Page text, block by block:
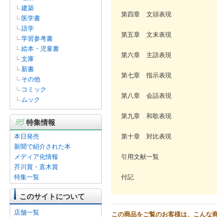
建築
医学書
語学
学習参考書
絵本・児童書
文庫
新書
その他
コミック
ムック
特集情報
本日発売
新聞で紹介された本
メディア化情報
芥川賞・直木賞
特集一覧
このサイトについて
店舗一覧
第四章 文頭表現
第五章 文末表現
第六章 主語表現
第七章 指示表現
第八章 会話表現
第九章 和歌表現
第十章 対比表現
引用文献一覧
付記
この商品をご覧のお客様は、こんな